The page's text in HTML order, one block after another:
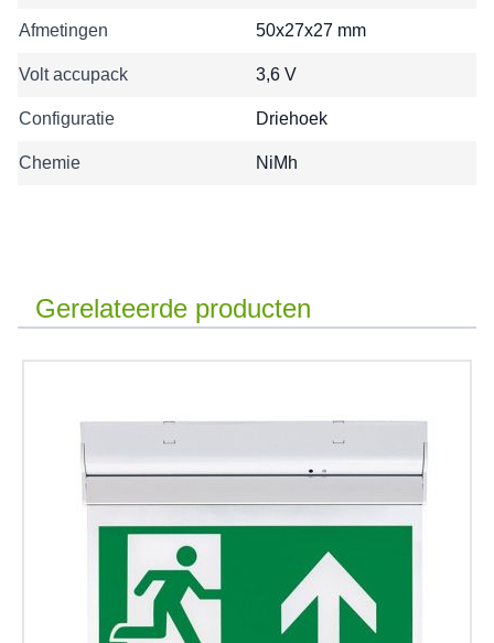
Afmetingen 50x27x27 mm
Volt accupack 3,6 V
Configuratie Driehoek
Chemie NiMh
Gerelateerde producten